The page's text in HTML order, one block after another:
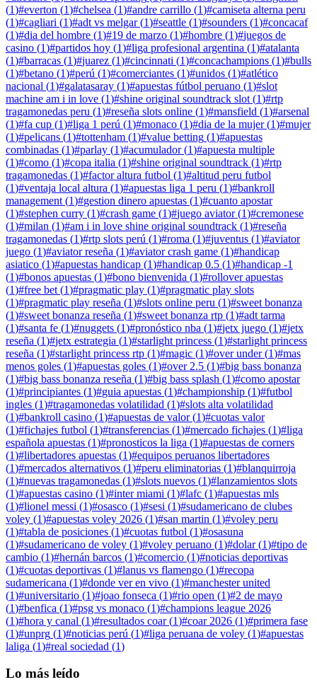
(1)#everton (1)#chelsea (1)#andre carrillo (1)#camiseta alterna peru
(1)#cagliari (1)#adt vs melgar(1)#seattle (1)#sounders (1)#concacaf
(1)#dia del hombre (1)#19 de marzo (1)#hombre (1)#juegos de
casino (1)#partidos hoy (1)#liga profesional argentina (1)#atalanta
(1)#barracas (1)#juarez (1)#cincinnati (1)#concachampions (1)#bulls
(1)#betano (1)#perú (1)#comerciantes (1)#unidos (1)#atlético
nacional (1)#galatasaray (1)#apuestas fútbol peruano (1)#slot
machine am i in love (1)#shine original soundtrack slot (1)#rtp
tragamonedas peru (1)#reseña slots online (1)#mansfield (1)#arsenal
(1)#fa cup (1)#liga 1 perú (1)#monaco (1)#dia de la mujer(1)#mujer
(1)#pelicans (1)#tottenham (1)#value betting (1)#apuestas
combinadas (1)#parlay (1)#acumulador(1)#apuesta multiple
(1)#como (1)#copa italia (1)#shine original soundtrack (1)#rtp
tragamonedas (1)#factor altura futbol (1)#altitud peru futbol
(1)#ventaja local altura (1)#apuestas liga 1 peru (1)#bankroll
management (1)#gestion dinero apuestas (1)#cuanto apostar
(1)#stephen curry (1)#crash game (1)#juego aviator(1)#cremonese
(1)#milan (1)#am i in love shine original soundtrack (1)#reseña
tragamonedas (1)#rtp slots perú (1)#roma (1)#juventus (1)#aviator
juego (1)#aviator reseña (1)#aviator crash game (1)#handicap
asiatico (1)#apuestas handicap (1)#handicap 0.5 (1)#handicap -1
(1)#bonos apuestas (1)#bono bienvenida (1)#rollover apuestas
(1)#free bet (1)#pragmatic play (1)#pragmatic play slots
(1)#pragmatic play reseña (1)#slots online peru (1)#sweet bonanza
(1)#sweet bonanza reseña (1)#sweet bonanza rtp (1)#adt tarma
(1)#santa fe (1)#nuggets (1)#pronóstico nba (1)#jetx juego (1)#jetx
reseña (1)#jetx estrategia (1)#starlight princess (1)#starlight princess
reseña (1)#starlight princess rtp (1)#magic (1)#over under(1)#mas
menos goles (1)#apuestas goles (1)#over 2.5 (1)#big bass bonanza
(1)#big bass bonanza reseña (1)#big bass splash (1)#como apostar
(1)#principiantes (1)#guia apuestas (1)#championship (1)#futbol
ingles (1)#tragamonedas volatilidad (1)#slots alta volatilidad
(1)#bankroll casino (1)#apuestas de valor(1)#cuotas valor
(1)#fichajes futbol (1)#transferencias (1)#mercado fichajes (1)#liga
española apuestas (1)#pronosticos la liga (1)#apuestas de corners
(1)#libertadores apuestas (1)#equipos peruanos libertadores
(1)#mercados alternativos (1)#peru eliminatorias (1)#blanquirroja
(1)#nuevas tragamonedas (1)#slots nuevos (1)#lanzamientos slots
(1)#apuestas casino (1)#inter miami (1)#lafc (1)#apuestas mls
(1)#lionel messi (1)#osasco (1)#sesi (1)#sudamericano de clubes
voley (1)#apuestas voley 2026 (1)#san martin (1)#voley peru
(1)#tabla de posiciones (1)#cuotas futbol (1)#osasuna
(1)#sudamericano de voley (1)#voley peruano (1)#dolar(1)#tipo de
cambio (1)#hernán barcos (1)#comercio (1)#noticias deportivas
(1)#cuotas deportivas (1)#lanus vs flamengo (1)#recopa
sudamericana (1)#donde ver en vivo (1)#manchester united
(1)#universitario (1)#joao fonseca (1)#rio open (1)#2 de mayo
(1)#benfica (1)#psg vs monaco (1)#champions league 2026
(1)#hora y canal (1)#resultados coar(1)#coar 2026 (1)#primera fase
(1)#unprg (1)#noticias perú (1)#liga peruana de voley (1)#apuestas
laliga (1)#real sociedad (1)
Lo más leído